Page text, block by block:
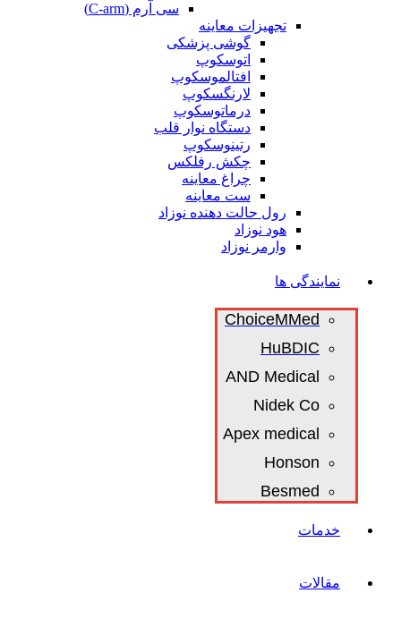
سی آرم (C-arm)
تجهیزات معاینه
گوشی پزشکی
اتوسکوپ
افتالموسکوپ
لارنگسکوپ
درماتوسکوپ
دستگاه نوار قلب
رتینوسکوپ
چکش رفلکس
چراغ معاینه
ست معاینه
رول حالت دهنده نوزاد
هود نوزاد
وارمر نوزاد
نمایندگی ها
ChoiceMMed
HuBDIC
AND Medical
Nidek Co
Apex medical
Honson
Besmed
خدمات
مقالات